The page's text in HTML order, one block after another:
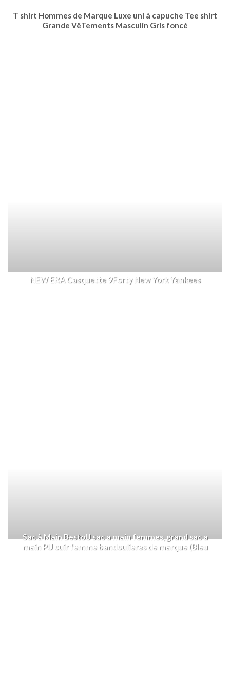
T shirt Hommes de Marque Luxe uni à capuche Tee shirt
Grande VêTements Masculin Gris foncé
NEW ERA Casquette 9Forty New York Yankees
Sac à Main BestoU sac a main femmes, grand sac a
main PU cuir femme bandoulieres de marque (Bleu